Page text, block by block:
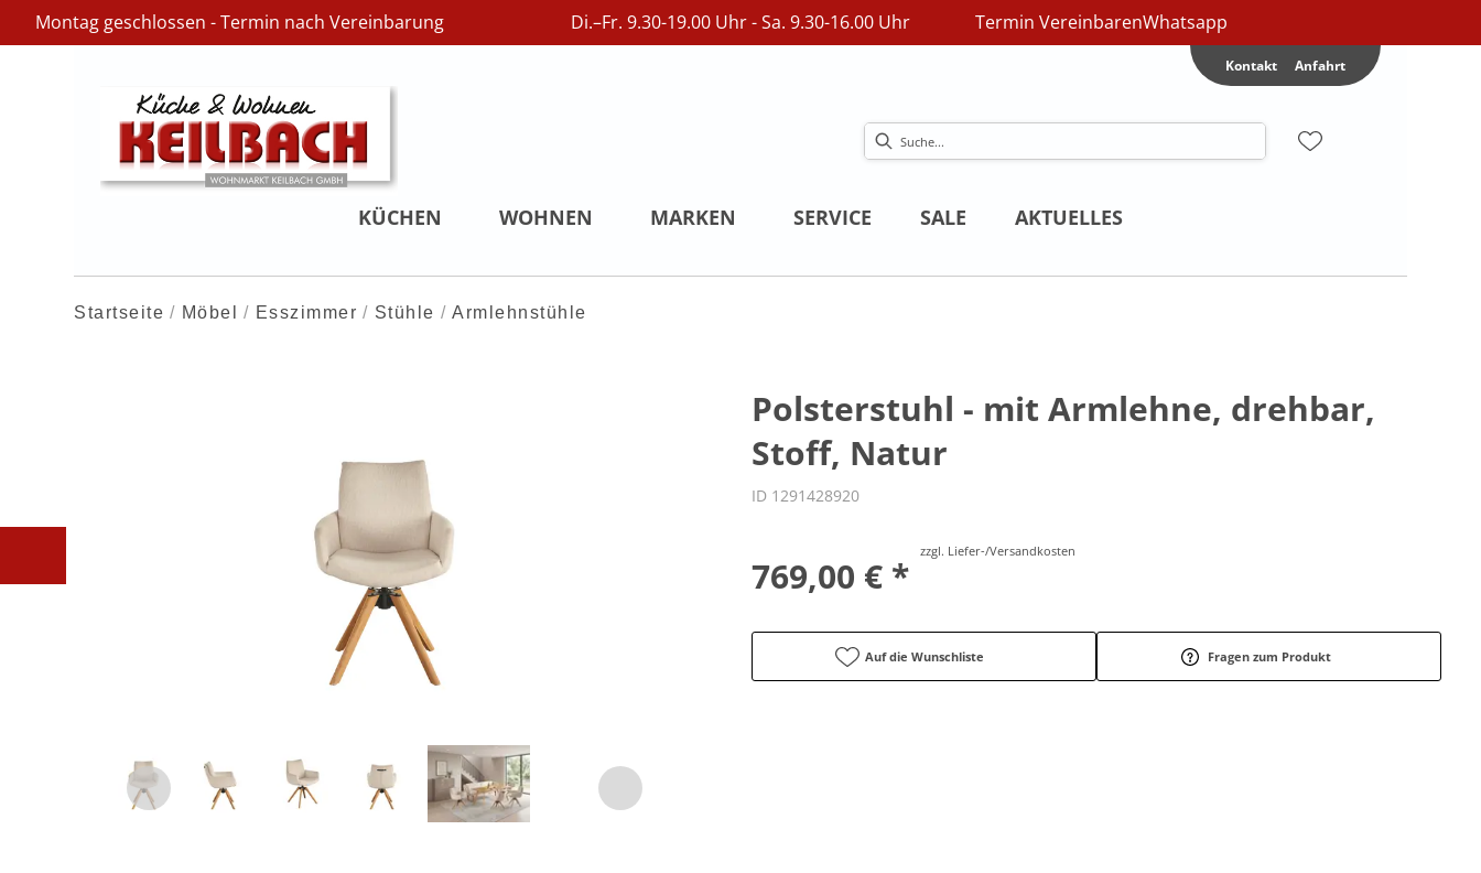
Montag geschlossen - Termin nach Vereinbarung Di.–Fr. 9.30-19.00 Uhr - Sa. 9.30-16.00 Uhr Termin VereinbarenWhatsapp
Kontakt Anfahrt
KÜCHEN WOHNEN MARKEN SERVICE SALE AKTUELLES
Startseite Möbel Esszimmer Stühle Armlehnstühle
Polsterstuhl - mit Armlehne, drehbar,
Stoff, Natur
ID 1291428920
769,00 € *
zzgl. Liefer-/Versandkosten
Auf die Wunschliste Fragen zum Produkt